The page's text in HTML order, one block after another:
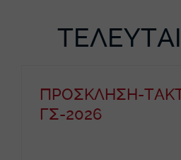
ΠΡΟΣΚΛΗΣΗ-
ΓΣ-2026